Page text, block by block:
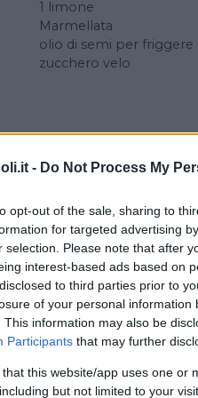
- Do Not Process My
opt-out of the sale, sharing to
for targeted advertising
selection. Please note that after
interest-based ads based on
to third parties prior to
of your personal information
This information may also be
Participants that may further
that this website/app uses one or
but not limited to your
1 limone
Marmellata
olio di semi per friggere
zucchero velo
con la vanillina e lo
a mescolare quindi
e lasciate lievitare
un mattarello e con
disco la marmellata,
un’ora.
in un padella alta e
su carta
caldi.